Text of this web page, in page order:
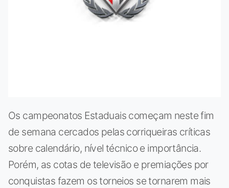
Os campeonatos Estaduais começam neste fim
de semana cercados pelas corriqueiras críticas
sobre calendário, nível técnico e importância.
Porém, as cotas de televisão e premiações por
conquistas fazem os torneios se tornarem mais